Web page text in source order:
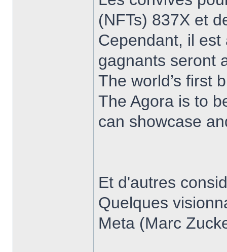
(NFTs) 837X et
Cependant, il est
gagnants seront
The world’s first
The Agora is to
can showcase
Et d'autres
Quelques
Meta (Marc